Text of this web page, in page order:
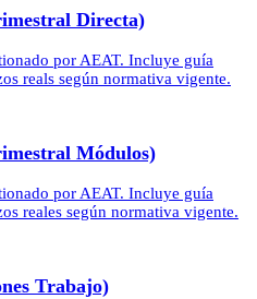
Directa)
por AEAT. Incluye guía
reals según normativa vigente.
Módulos)
por AEAT. Incluye guía
reales según normativa vigente.
Trabajo)